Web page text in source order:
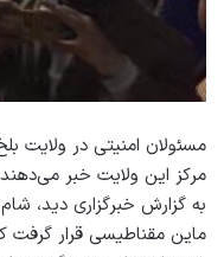
مسئولان امنيتى در ولايت
مركز اين ولايت خبر
به گزارش خبرگزارى ديد،
ماین مقناطیسی قرار گرفت كه در